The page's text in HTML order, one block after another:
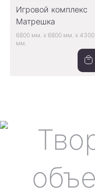
Игровой комплекс
Матрешка
6800 мм. x 6800 мм. x 4300
мм.